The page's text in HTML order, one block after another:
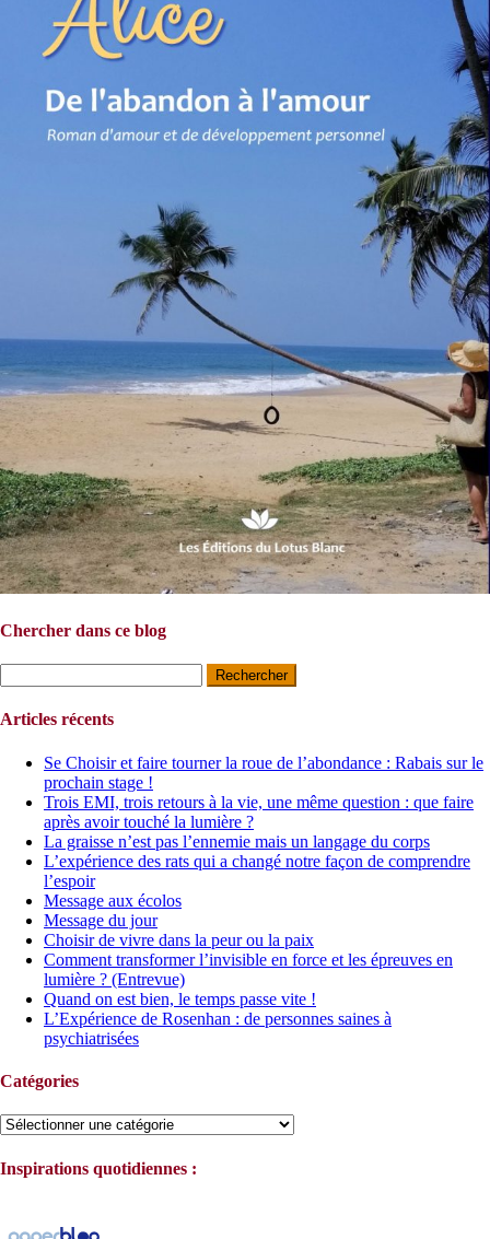
Chercher dans ce blog
Articles récents
Se Choisir et faire tourner la roue de l’abondance : Rabais sur le
prochain stage !
Trois EMI, trois retours à la vie, une même question : que faire
après avoir touché la lumière ?
La graisse n’est pas l’ennemie mais un langage du corps
L’expérience des rats qui a changé notre façon de comprendre
l’espoir
Message aux écolos
Message du jour
Choisir de vivre dans la peur ou la paix
Comment transformer l’invisible en force et les épreuves en
lumière ? (Entrevue)
Quand on est bien, le temps passe vite !
L’Expérience de Rosenhan : de personnes saines à
psychiatrisées
Catégories
Catégories
Inspirations quotidiennes :